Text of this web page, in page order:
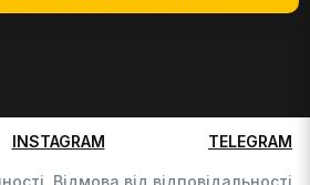
INSTAGRAM TELEGRAM
Відмова від відповідальності